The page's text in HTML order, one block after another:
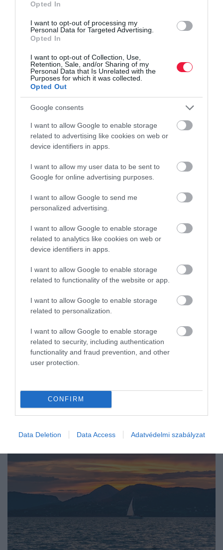
Opted In
I want to opt-out of processing my
Personal Data for Targeted Advertising.
Opted In
I want to opt-out of Collection, Use,
Retention, Sale, and/or Sharing of my
Personal Data that Is Unrelated with the
Purposes for which it was collected.
Opted Out
Google consents
I want to allow Google to enable storage
related to advertising like cookies on web or
device identifiers in apps.
I want to allow my user data to be sent to
Google for online advertising purposes.
I want to allow Google to send me
personalized advertising.
I want to allow Google to enable storage
related to analytics like cookies on web or
device identifiers in apps.
I want to allow Google to enable storage
related to functionality of the website or app.
I want to allow Google to enable storage
related to personalization.
I want to allow Google to enable storage
related to security, including authentication
functionality and fraud prevention, and other
user protection.
CONFIRM
Data Deletion Data Access Adatvédelmi szabályzat
Az erős forint tavasztól felpörgette a külföldről behozott használt
autók piacát. Összességében két VW modell, a Gold és a Passat
az élen. Az elektromosaknál a Tesla Model 3 és Model Y autói…